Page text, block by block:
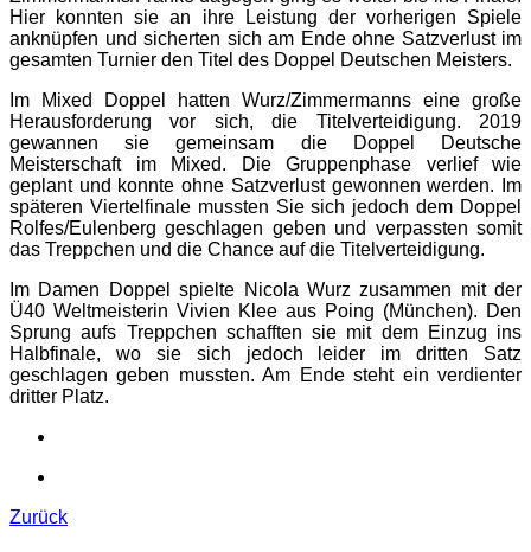
Hier konnten sie an ihre Leistung der vorherigen Spiele
anknüpfen und sicherten sich am Ende ohne Satzverlust im
gesamten Turnier den Titel des Doppel Deutschen Meisters.
Im Mixed Doppel hatten Wurz/Zimmermanns eine große
Herausforderung vor sich, die Titelverteidigung. 2019
gewannen sie gemeinsam die Doppel Deutsche
Meisterschaft im Mixed. Die Gruppenphase verlief wie
geplant und konnte ohne Satzverlust gewonnen werden. Im
späteren Viertelfinale mussten Sie sich jedoch dem Doppel
Rolfes/Eulenberg geschlagen geben und verpassten somit
das Treppchen und die Chance auf die Titelverteidigung.
Im Damen Doppel spielte Nicola Wurz zusammen mit der
Ü40 Weltmeisterin Vivien Klee aus Poing (München). Den
Sprung aufs Treppchen schafften sie mit dem Einzug ins
Halbfinale, wo sie sich jedoch leider im dritten Satz
geschlagen geben mussten. Am Ende steht ein verdienter
dritter Platz.
Zurück